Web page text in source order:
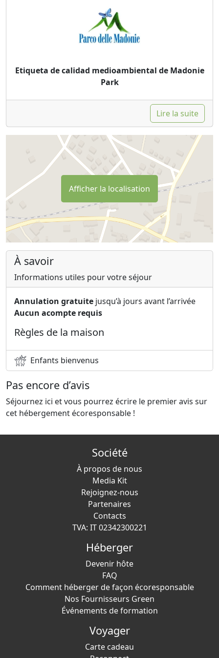
Etiqueta de calidad medioambiental de Madonie
Park
Lire la suite
Afficher la localisation
À savoir
Informations utiles pour votre séjour
Annulation gratuite jusqu’à jours avant l’arrivée
Aucun acompte requis
Règles de la maison
Enfants bienvenus
Pas encore d’avis
Séjournez ici et vous pourrez écrire le premier avis sur
cet hébergement écoresponsable !
Société
À propos de nous
Media Kit
Rejoignez-nous
Partenaires
Contacts
TVA: IT 02342300221
Héberger
Devenir hôte
FAQ
Comment héberger de façon écoresponsable
Nos Fournisseurs Green
Événements de formation
Voyager
Carte cadeau